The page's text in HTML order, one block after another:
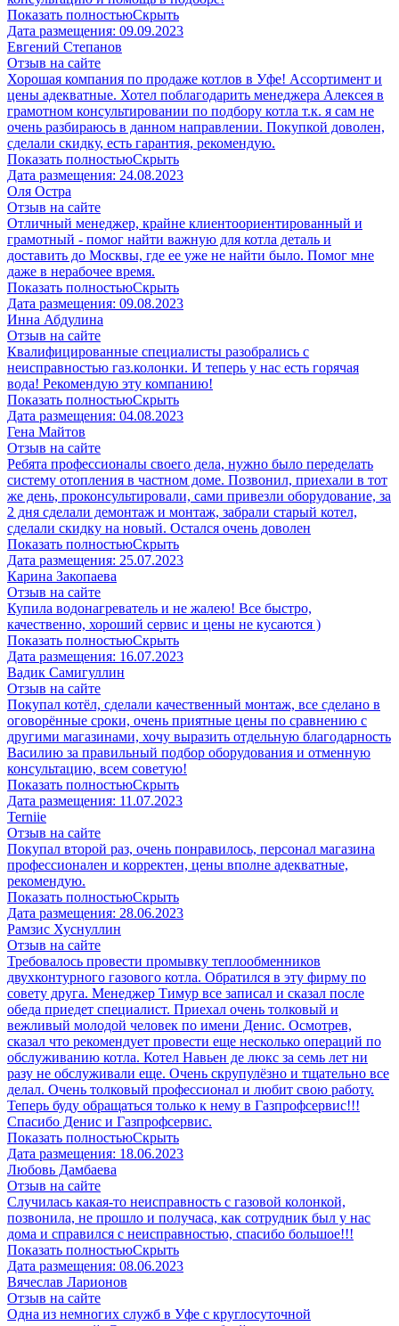
Показать полностьюСкрыть
Дата размещения: 09.09.2023
Евгений Степанов
Отзыв на сайте
Хорошая компания по продаже котлов в Уфе! Ассортимент и
цены адекватные. Хотел поблагодарить менеджера Алексея в
грамотном консультировании по подбору котла т.к. я сам не
очень разбираюсь в данном направлении. Покупкой доволен,
сделали скидку, есть гарантия, рекомендую.
Показать полностьюСкрыть
Дата размещения: 24.08.2023
​Оля Остра
Отзыв на сайте
Отличный менеджер, крайне клиентоориентированный и
грамотный - помог найти важную для котла деталь и
доставить до Москвы, где ее уже не найти было. Помог мне
даже в нерабочее время.
Показать полностьюСкрыть
Дата размещения: 09.08.2023
Инна Абдулина
Отзыв на сайте
Квалифицированные специалисты разобрались с
неисправностью газ.колонки. И теперь у нас есть горячая
вода! Рекомендую эту компанию!
Показать полностьюСкрыть
Дата размещения: 04.08.2023
​Гена Майтов
Отзыв на сайте
Ребята профессионалы своего дела, нужно было переделать
систему отопления в частном доме. Позвонил, приехали в тот
же день, проконсультировали, сами привезли оборудование, за
2 дня сделали демонтаж и монтаж, забрали старый котел,
сделали скидку на новый. Остался очень доволен
Показать полностьюСкрыть
Дата размещения: 25.07.2023
Карина Закопаева
Отзыв на сайте
Купила водонагреватель и не жалею! Все быстро,
качественно, хороший сервис и цены не кусаются )
Показать полностьюСкрыть
Дата размещения: 16.07.2023
Вадик Самигуллин
Отзыв на сайте
Покупал котёл, сделали качественный монтаж, все сделано в
оговорённые сроки, очень приятные цены по сравнению с
другими магазинами, хочу выразить отдельную благодарность
Василию за правильный подбор оборудования и отменную
консультацию, всем советую!
Показать полностьюСкрыть
Дата размещения: 11.07.2023
​Terniie​
Отзыв на сайте
Покупал второй раз, очень понравилось, персонал магазина
профессионален и корректен, цены вполне адекватные,
рекомендую.
Показать полностьюСкрыть
Дата размещения: 28.06.2023
Рамзис Хуснуллин
Отзыв на сайте
Требовалось провести промывку теплообменников
двухконтурного газового котла. Обратился в эту фирму по
совету друга. Менеджер Тимур все записал и сказал после
обеда приедет специалист. Приехал очень толковый и
вежливый молодой человек по имени Денис. Осмотрев,
сказал что рекомендует провести еще несколько операций по
обслуживанию котла. Котел Навьен де люкс за семь лет ни
разу не обслуживали еще. Очень скрупулёзно и тщательно все
делал. Очень толковый профессионал и любит свою работу.
Теперь буду обращаться только к нему в Газпрофсервис!!!
Спасибо Денис и Газпрофсервис.
Показать полностьюСкрыть
Дата размещения: 18.06.2023
Любовь Дамбаева
Отзыв на сайте
Случилась какая-то неисправность с газовой колонкой,
позвонила, не прошло и получаса, как сотрудник был у нас
дома и справился с неисправностью, спасибо большое!!!
Показать полностьюСкрыть
Дата размещения: 08.06.2023
Вячеслав Ларионов
Отзыв на сайте
Одна из немногих служб в Уфе с круглосуточной